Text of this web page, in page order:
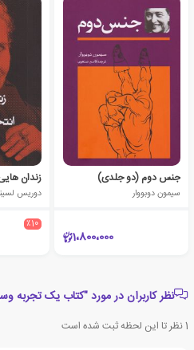
جنس دوم (دو جلدی)
سیمون دوبووار
1،800،000
دوریس
٪10
نظر کاربران در مورد "کتاب یک
1نظر تا این لحظه ثبت شده است